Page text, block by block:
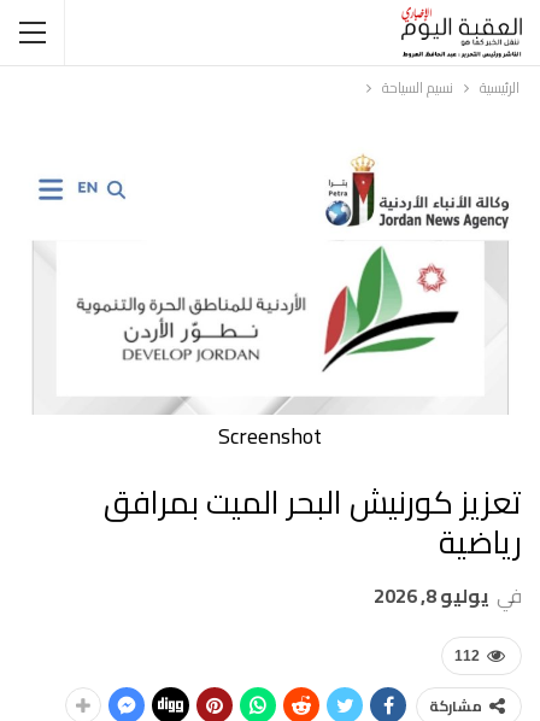
الرئيسية نسيم السياحة
Screenshot
تعزيز كورنيش البحر الميت بمرافق
رياضية
في يوليو 8, 2026
112
مشاركة